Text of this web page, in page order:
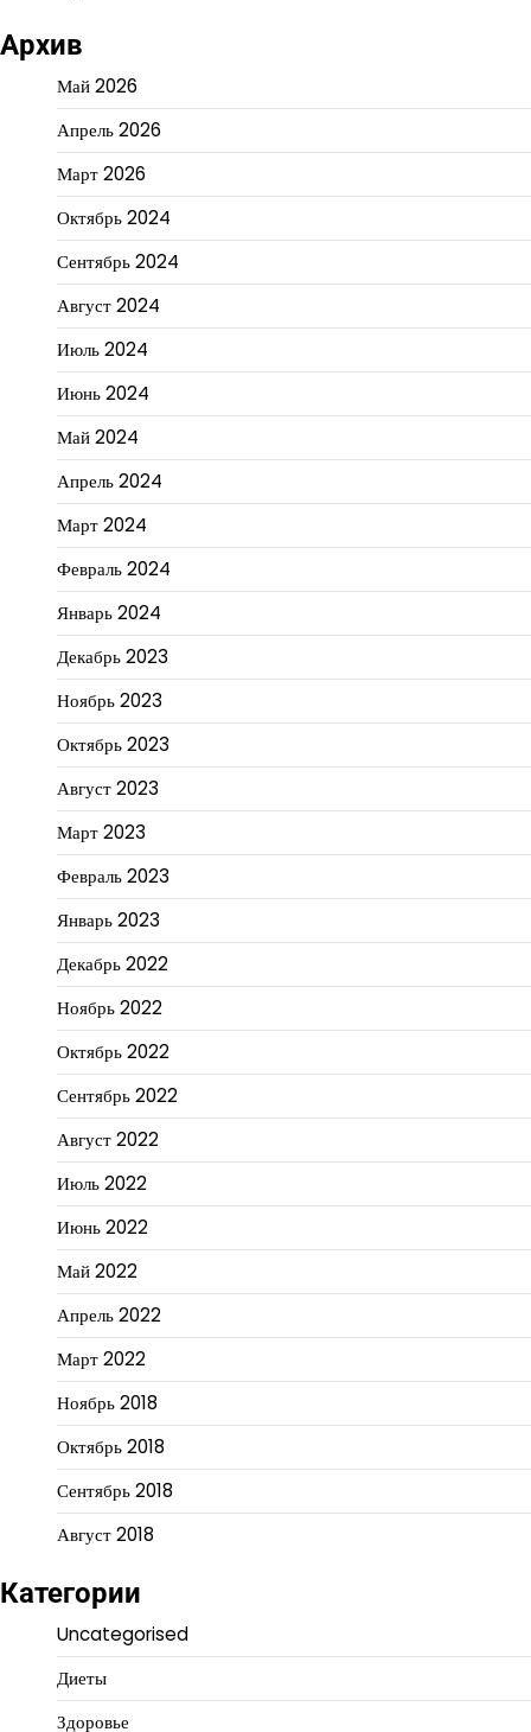
Архив
Май 2026
Апрель 2026
Март 2026
Октябрь 2024
Сентябрь 2024
Август 2024
Июль 2024
Июнь 2024
Май 2024
Апрель 2024
Март 2024
Февраль 2024
Январь 2024
Декабрь 2023
Ноябрь 2023
Октябрь 2023
Август 2023
Март 2023
Февраль 2023
Январь 2023
Декабрь 2022
Ноябрь 2022
Октябрь 2022
Сентябрь 2022
Август 2022
Июль 2022
Июнь 2022
Май 2022
Апрель 2022
Март 2022
Ноябрь 2018
Октябрь 2018
Сентябрь 2018
Август 2018
Категории
Uncategorised
Диеты
Здоровье